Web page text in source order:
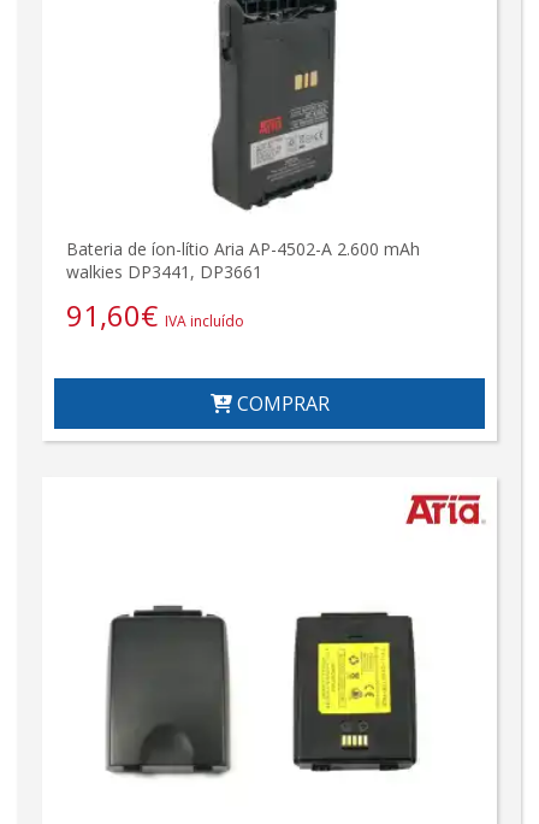
Bateria de íon-lítio Aria AP-4502-A 2.600 mAh
walkies DP3441, DP3661
91,60€ IVA incluído
COMPRAR